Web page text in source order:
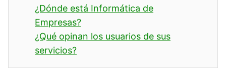
¿Dónde está Informática de
Empresas?
¿Qué opinan los usuarios de sus
servicios?